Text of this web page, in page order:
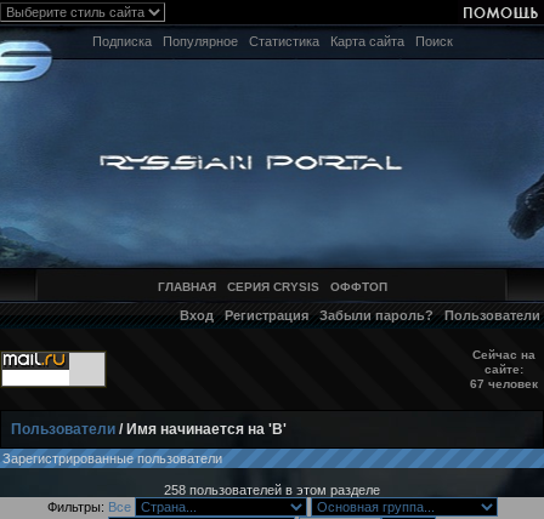
Подписка Популярное Статистика Карта сайта Поиск
ГЛАВНАЯ СЕРИЯ CRYSIS ОФФТОП
Вход Регистрация Забыли пароль? Пользователи
Сейчас на
сайте:
67 человек
Пользователи / Имя начинается на 'B'
Зарегистрированные пользователи
258 пользователей в этом разделе
Фильтры: Все